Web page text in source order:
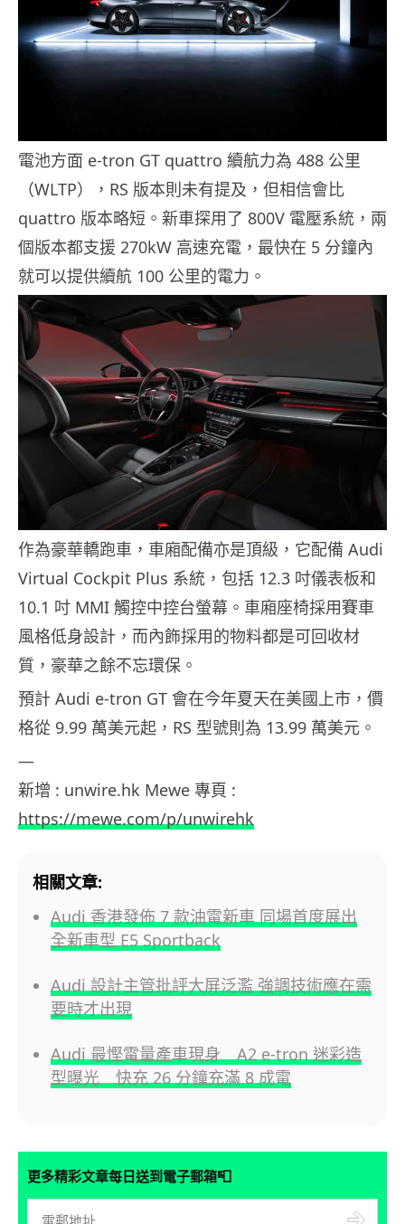
電池方面 e-tron GT quattro 續航力為 488 公里
（WLTP），RS 版本則未有提及，但相信會比
quattro 版本略短。新車探用了 800V 電壓系統，兩
個版本都支援 270kW 高速充電，最快在 5 分鐘內
就可以提供續航 100 公里的電力。
作為豪華轎跑車，車廂配備亦是頂級，它配備 Audi
Virtual Cockpit Plus 系統，包括 12.3 吋儀表板和
10.1 吋 MMI 觸控中控台螢幕。車廂座椅採用賽車
風格低身設計，而內飾採用的物料都是可回收材
質，豪華之餘不忘環保。
預計 Audi e-tron GT 會在今年夏天在美國上市，價
格從 9.99 萬美元起，RS 型號則為 13.99 萬美元。
—
新增 : unwire.hk Mewe 專頁 :
https://mewe.com/p/unwirehk
相關文章:
Audi 香港發佈 7 款油電新車 同場首度展出
全新車型 E5 Sportback
Audi 設計主管批評大屏泛濫 強調技術應在需
要時才出現
Audi 最慳電量產車現身 A2 e-tron 迷彩造
型曝光 快充 26 分鐘充滿 8 成電
更多精彩文章每日送到電子郵箱📮